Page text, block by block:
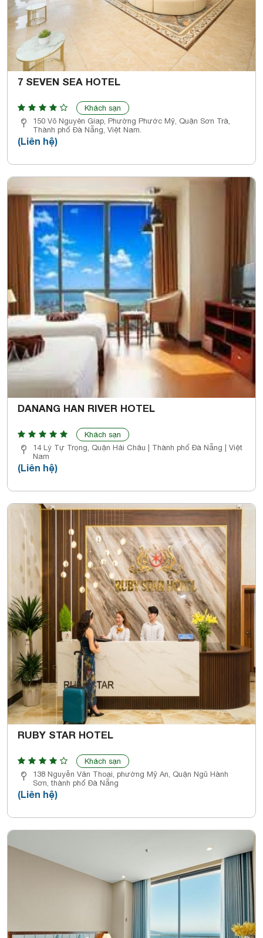
7 SEVEN SEA HOTEL
Khách sạn
150 Võ Nguyên Gíap, Phường Phước Mỹ, Quận Sơn Trà,
Thành phố Đà Nẵng, Việt Nam.
(Liên hệ)
DANANG HAN RIVER HOTEL
Khách sạn
14 Lý Tự Trọng, Quận Hải Châu | Thành phố Đà Nẵng | Việt
Nam
(Liên hệ)
RUBY STAR HOTEL
Khách sạn
138 Nguyễn Văn Thoại, phường Mỹ An, Quận Ngũ Hành
Sơn, thành phố Đà Nẵng
(Liên hệ)